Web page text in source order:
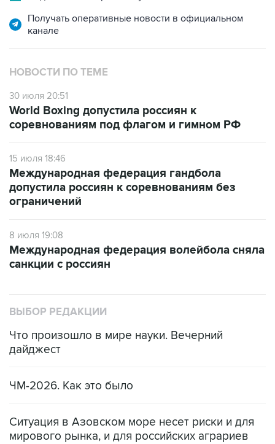
Получать оперативные новости в официальном
канале
НОВОСТИ ПО ТЕМЕ
30 июля 20:51
World Boxing допустила россиян к
соревнованиям под флагом и гимном РФ
15 июля 18:46
Международная федерация гандбола
допустила россиян к соревнованиям без
ограничений
8 июля 19:08
Международная федерация волейбола сняла
санкции с россиян
ВЫБОР РЕДАКЦИИ
Что произошло в мире науки. Вечерний
дайджест
ЧМ-2026. Как это было
Ситуация в Азовском море несет риски и для
мирового рынка, и для российских аграриев